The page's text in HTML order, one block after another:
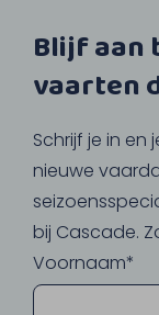
Blijf aan
vaarten
Schrijf je in en
nieuwe
bij Cascade.
Voornaam*